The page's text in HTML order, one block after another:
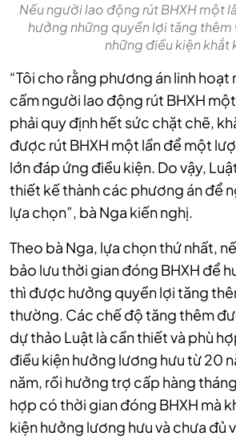
Nếu người lao động rút BHXH một
hưởng những quyền lợi tăng thêm
những điều kiện khắt
“Tôi cho rằng phương án linh hoạt
cấm người lao động rút BHXH
phải quy định hết sức chặt chẽ,
được rút BHXH một lần để một
lớn đáp ứng điều kiện. Do vậy,
thiết kế thành các phương án để
lựa chọn”, bà Nga kiến nghị.
Theo bà Nga, lựa chọn thứ nhất,
bảo lưu thời gian đóng BHXH để
thì được hưởng quyền lợi tăng
thường. Các chế độ tăng thêm
dự thảo Luật là cần thiết và phù
điều kiện hưởng lương hưu từ 20
năm, rồi hưởng trợ cấp hàng
hợp có thời gian đóng BHXH mà
kiện hưởng lương hưu và chưa đủ